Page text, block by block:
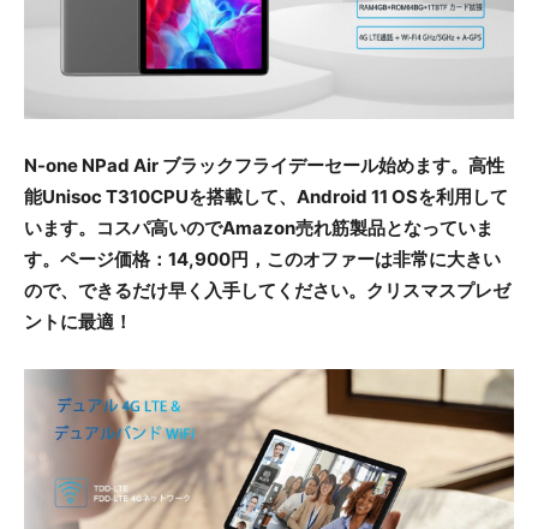
N-one NPad Air ブラックフライデーセール始めます。高性
能Unisoc T310CPUを搭載して、Android 11 OSを利用して
います。コスパ高いのでAmazon売れ筋製品となっていま
す。ページ価格：14,900円，このオファーは非常に大きい
ので、できるだけ早く入手してください。クリスマスプレゼ
ントに最適！